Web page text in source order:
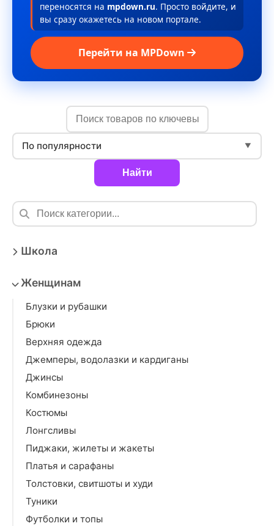
переносятся на mpdown.ru. Просто войдите, и
вы сразу окажетесь на новом портале.
Перейти на MPDown
По популярности ▼
Найти
Школа
Женщинам
Блузки и рубашки
Брюки
Верхняя одежда
Джемперы, водолазки и кардиганы
Джинсы
Комбинезоны
Костюмы
Лонгсливы
Пиджаки, жилеты и жакеты
Платья и сарафаны
Толстовки, свитшоты и худи
Туники
Футболки и топы